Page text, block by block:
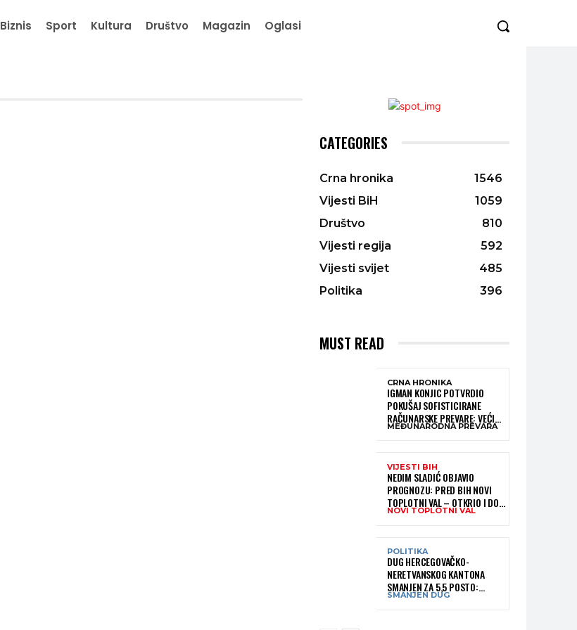
Biznis Sport Kultura Društvo Magazin Oglasi
CATEGORIES
Crna hronika
1546
Vijesti BiH
1059
Društvo
810
Vijesti regija
592
Vijesti svijet
485
Politika
396
MUST READ
CRNA HRONIKA
IGMAN KONJIC POTVRDIO
POKUŠAJ SOFISTICIRANE
RAČUNARSKE PREVARE: VEĆI
DIO NOVCA BLOKIRAN,
MEĐUNARODNA PREVARA
VIJESTI BIH
NEDIM SLADIĆ OBJAVIO
PROGNOZU: PRED BIH NOVI
TOPLOTNI VAL – OTKRIO I DO
KADA BI MOGAO TRAJATI
NOVI TOPLOTNI VAL
POLITIKA
DUG HERCEGOVAČKO-
NERETVANSKOG KANTONA
SMANJEN ZA 5,5 POSTO:
OBJAVLJENI NAJNOVIJI PODACI
SMANJEN DUG